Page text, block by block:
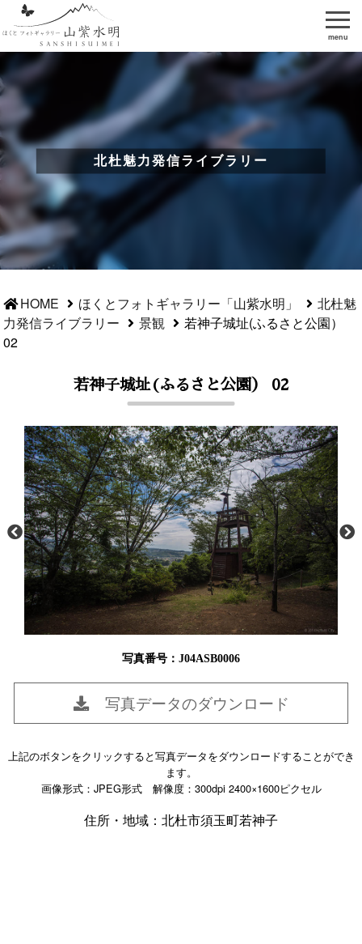
menu
北杜魅力発信ライブラリー
HOME ほくとフォトギャラリー「山紫水明」
北杜魅
力発信ライブラリー
景観
若神子城址(ふるさと公園）
02
若神子城址(ふるさと公園） 02
写真番号：J04ASB0006
写真データのダウンロード
上記のボタンをクリックすると写真データをダウンロードすることができ
ます。
画像形式：JPEG形式 解像度：300dpi 2400×1600ピクセル
住所・地域：北杜市須玉町若神子